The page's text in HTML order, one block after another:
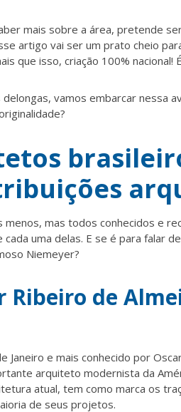
mais sobre a área, pretende
artigo vai ser um prato cheio
que isso, criação 100% nacional!
delongas, vamos embarcar nessa
menos, mas todos conhecidos e
cada uma delas. E se é para falar
Niemeyer?
Ribeiro de
Janeiro e mais conhecido por
arquiteto modernista da
atual, tem como marca os
de seus projetos.